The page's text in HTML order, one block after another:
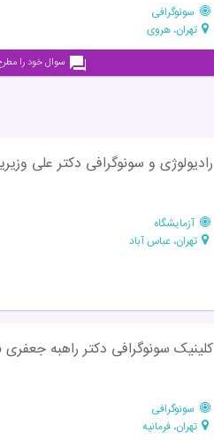
سونوگرافی
تهران، هروی
سوال خود را
رادیولوژی و سونوگرافی دکتر علی
آزمایشگاه
تهران، عباس آباد
کلینیک سونوگرافی دکتر راهبه جعفری
سونوگرافی
تهران، فرمانیه